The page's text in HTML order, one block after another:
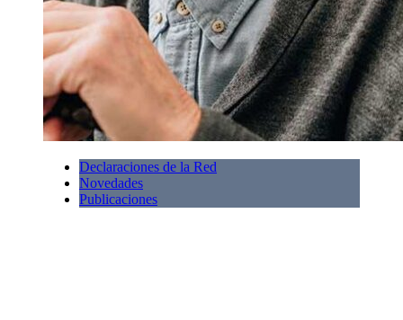
Declaraciones de la Red
Novedades
Publicaciones